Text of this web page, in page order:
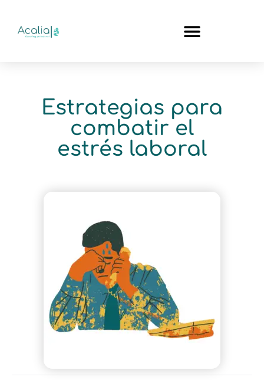
Estrategias para
combatir el
estrés laboral